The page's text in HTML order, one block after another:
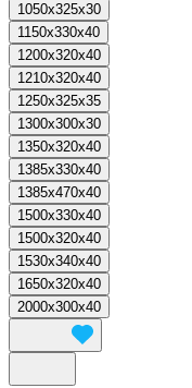
1050x325x30
1150x330x40
1200x320x40
1210x320x40
1250x325x35
1300x300x30
1350x320x40
1385x330x40
1385x470x40
1500x330x40
1500x320x40
1530x340x40
1650x320x40
2000x300x40